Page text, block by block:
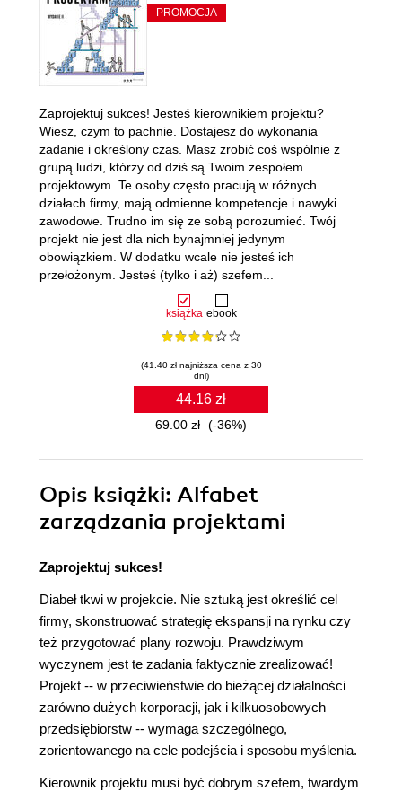
PROMOCJA
książka ebook
(41.40 zł najniższa cena z 30
dni)
44.16 zł
69.00 zł (-36%)
Zaprojektuj sukces! Jesteś kierownikiem projektu?
Wiesz, czym to pachnie. Dostajesz do wykonania
zadanie i określony czas. Masz zrobić coś wspólnie z
grupą ludzi, którzy od dziś są Twoim zespołem
projektowym. Te osoby często pracują w różnych
działach firmy, mają odmienne kompetencje i nawyki
zawodowe. Trudno im się ze sobą porozumieć. Twój
projekt nie jest dla nich bynajmniej jedynym
obowiązkiem. W dodatku wcale nie jesteś ich
przełożonym. Jesteś (tylko i aż) szefem...
Opis książki: Alfabet
zarządzania projektami
Zaprojektuj sukces!
Diabeł tkwi w projekcie. Nie sztuką jest określić cel
firmy, skonstruować strategię ekspansji na rynku czy
też przygotować plany rozwoju. Prawdziwym
wyczynem jest te zadania faktycznie zrealizować!
Projekt -- w przeciwieństwie do bieżącej działalności
zarówno dużych korporacji, jak i kilkuosobowych
przedsiębiorstw -- wymaga szczególnego,
zorientowanego na cele podejścia i sposobu myślenia.
Kierownik projektu musi być dobrym szefem, twardym